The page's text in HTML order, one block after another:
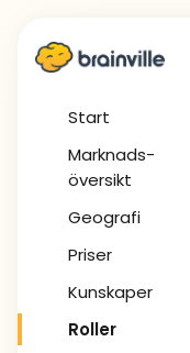
Start
Marknads-
översikt
Geografi
Priser
Kunskaper
Roller